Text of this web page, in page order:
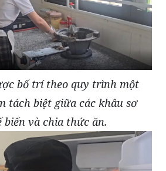
bố trí theo quy trình một
tách biệt giữa các khâu sơ
biến và chia thức ăn.